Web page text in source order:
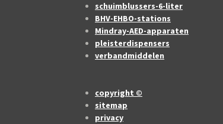
schuimblussers-6-liter
BHV-EHBO-stations
Mindray-AED-apparaten
pleisterdispensers
verbandmiddelen
copyright ©
sitemap
privacy